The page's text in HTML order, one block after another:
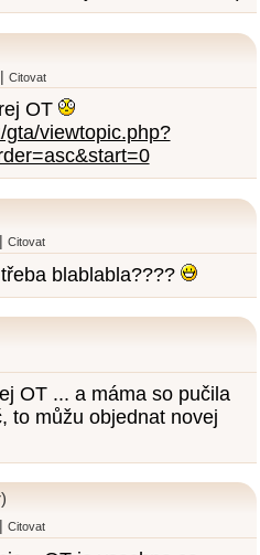
|Citovat
OT
viewtopic.php?
|Citovat
blablabla????
OT ... a máma so pučila
to můžu objednat novej
|Citovat